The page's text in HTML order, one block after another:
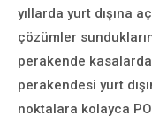
yıllarda yurt dışına
çözümler
perakende
perakendesi yurt
noktalara kolayca